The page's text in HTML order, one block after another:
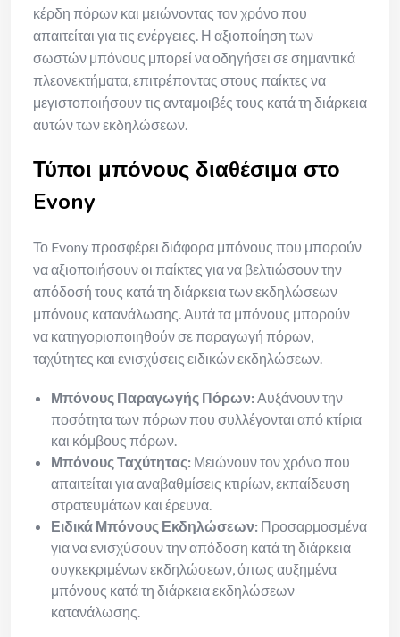
κέρδη πόρων και μειώνοντας τον χρόνο που
απαιτείται για τις ενέργειες. Η αξιοποίηση των
σωστών μπόνους μπορεί να οδηγήσει σε σημαντικά
πλεονεκτήματα, επιτρέποντας στους παίκτες να
μεγιστοποιήσουν τις ανταμοιβές τους κατά τη διάρκεια
αυτών των εκδηλώσεων.
Τύποι μπόνους διαθέσιμα στο
Evony
Το Evony προσφέρει διάφορα μπόνους που μπορούν
να αξιοποιήσουν οι παίκτες για να βελτιώσουν την
απόδοσή τους κατά τη διάρκεια των εκδηλώσεων
μπόνους κατανάλωσης. Αυτά τα μπόνους μπορούν
να κατηγοριοποιηθούν σε παραγωγή πόρων,
ταχύτητες και ενισχύσεις ειδικών εκδηλώσεων.
Μπόνους Παραγωγής Πόρων:Αυξάνουν την
ποσότητα των πόρων που συλλέγονται από κτίρια
και κόμβους πόρων.
Μπόνους Ταχύτητας: Μειώνουν τον χρόνο που
απαιτείται για αναβαθμίσεις κτιρίων, εκπαίδευση
στρατευμάτων και έρευνα.
Ειδικά Μπόνους Εκδηλώσεων: Προσαρμοσμένα
για να ενισχύσουν την απόδοση κατά τη διάρκεια
συγκεκριμένων εκδηλώσεων, όπως αυξημένα
μπόνους κατά τη διάρκεια εκδηλώσεων
κατανάλωσης.